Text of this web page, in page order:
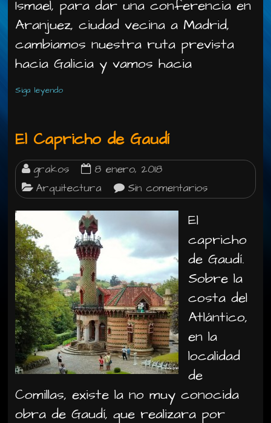
Ismael, para dar una conferencia en
Aranjuez, ciudad vecina a Madrid,
cambiamos nuestra ruta prevista
hacia Galicia y vamos hacia
Siga leyendo
El Capricho de Gaudí
grakos
8 enero, 2018
Arquitectura
Sin comentarios
El
capricho
de Gaudí.
Sobre la
costa del
Atlántico,
en la
localidad
de
Comillas, existe la no muy conocida
obra de Gaudí, que realizara por